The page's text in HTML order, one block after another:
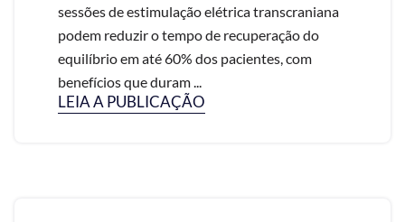
sessões de estimulação elétrica transcraniana
podem reduzir o tempo de recuperação do
equilíbrio em até 60% dos pacientes, com
benefícios que duram ...
LEIA A PUBLICAÇÃO